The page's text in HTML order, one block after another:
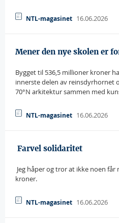
NTL-magasinet 16.06.2026
Mener den nye skolen er
Bygget til 536,5 millioner kroner
innerste delen av reinsdyrhornet
70°N arkitektur sammen med
NTL-magasinet 16.06.2026
 Farvel solidaritet
 Jeg håper og tror at ikke noen
kroner.
NTL-magasinet 16.06.2026